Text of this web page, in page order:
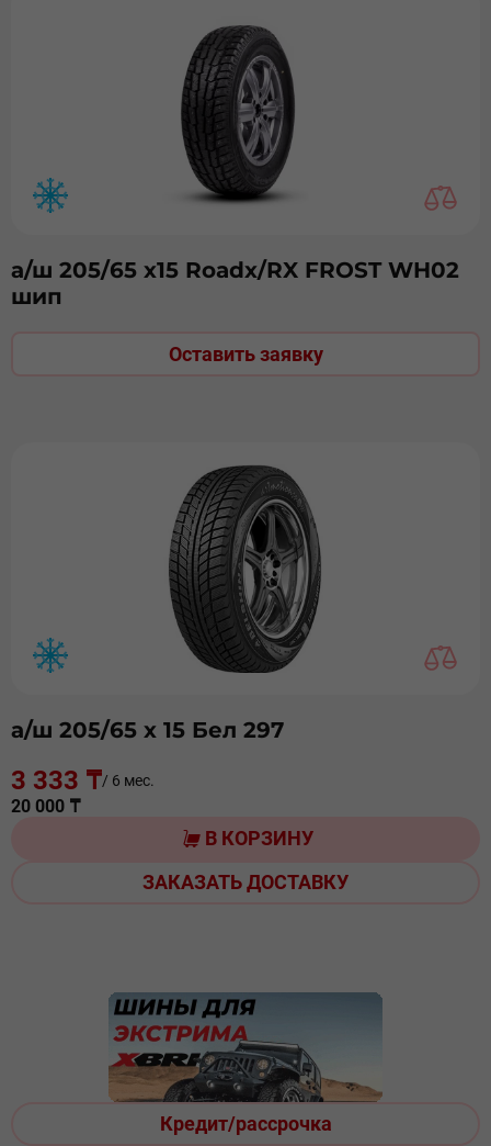
Кредит/рассрочка
а/ш 205/65 х15 Roadx/RX FROST WH02
шип
Оставить заявку
а/ш 205/65 х 15 Бел 297
3 333 ₸/ 6 мес.
20 000 ₸
В КОРЗИНУ
ЗАКАЗАТЬ ДОСТАВКУ